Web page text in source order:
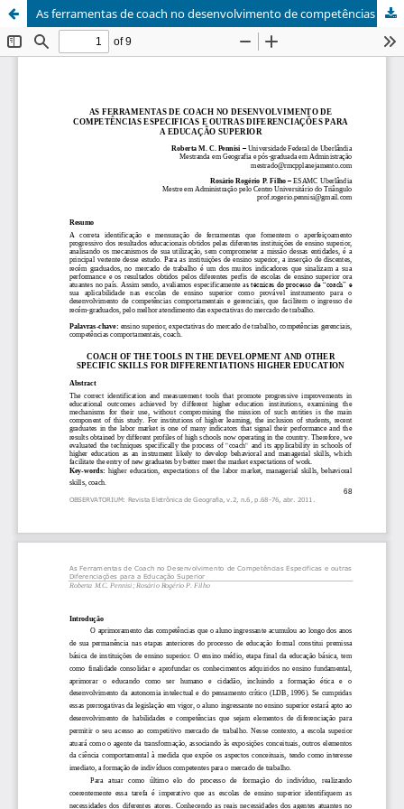
As ferramentas de coach no desenvolvimento de competências especificas e outras diferenciações para a educação superior / Coach of the tools in the development and other specific skills for differentiations higher education